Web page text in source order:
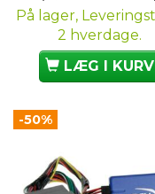
På lager,
2 hverdage.
LÆG I KURV
-50%